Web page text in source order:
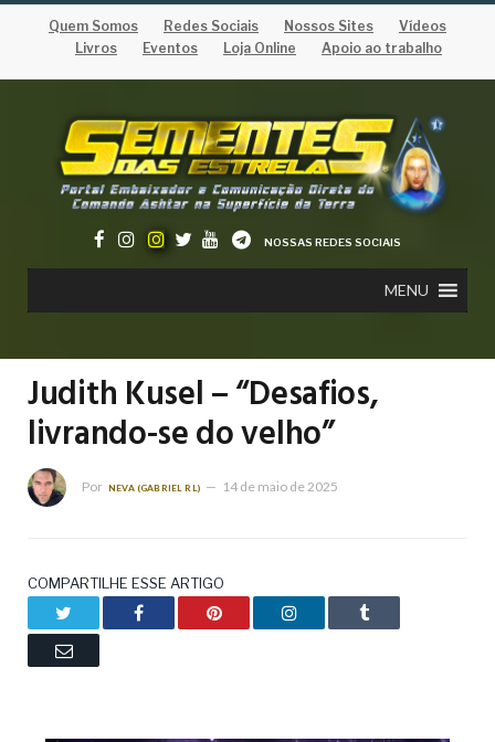
Quem Somos Redes Sociais Nossos Sites
Vídeos
Livros
Eventos Loja Online Apoio ao trabalho
NOSSAS REDES SOCIAIS
MENU
Judith Kusel – “Desafios,
livrando-se do velho”
Por NEVA (GABRIEL RL) 14 de maio de 2025
COMPARTILHE ESSE ARTIGO
Facebook Pinterest LinkedIn Tumblr
Email